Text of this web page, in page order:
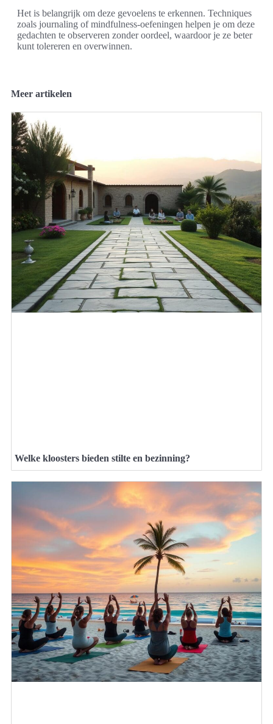
Het is belangrijk om deze gevoelens te erkennen. Techniques
zoals journaling of mindfulness-oefeningen helpen je om deze
gedachten te observeren zonder oordeel, waardoor je ze beter
kunt tolereren en overwinnen.
Meer artikelen
Welke kloosters bieden stilte en bezinning?